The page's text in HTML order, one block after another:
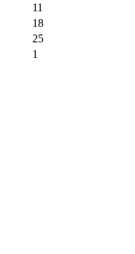
11
18
25
1